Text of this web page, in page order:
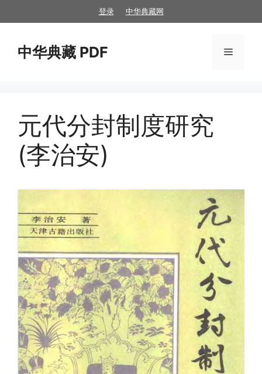
至
登录 中华典藏网
中华典藏 PDF 菜
元代分封制度研究
(李治安)